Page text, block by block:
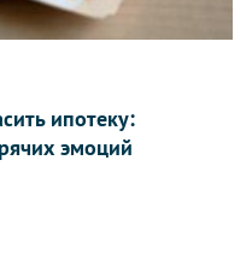
ипотеку:
эмоций